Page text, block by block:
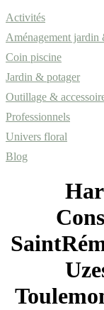
Activités
Aménagement jardin
Coin piscine
Jardin & potager
Outillage &
Professionnels
Univers floral
Blog